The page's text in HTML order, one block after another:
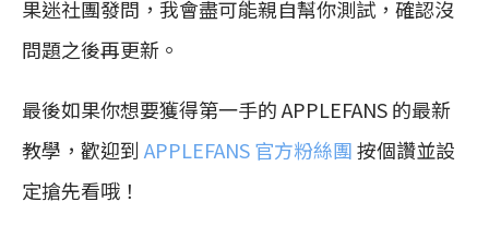
果迷社團發問，我會盡可能親自幫你測試，確認沒
問題之後再更新。
最後如果你想要獲得第一手的 APPLEFANS 的最新
教學，歡迎到 APPLEFANS 官方粉絲團按個讚並設
定搶先看哦！